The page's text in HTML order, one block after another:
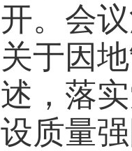
开。会
关于因
述，落
设质量